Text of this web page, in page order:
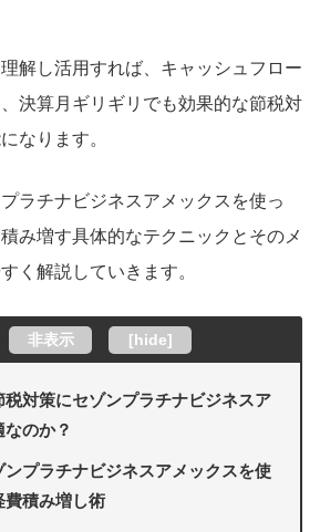
解し活用すれば、キャッシュフロー
決算月ギリギリでも効果的な節税対
なります。
ラチナビジネスアメックスを使っ
み増す具体的なテクニックとそのメ
く解説していきます。
非表示 [hide]
税対策にセゾンプラチナビジネスア
なのか？
ンプラチナビジネスアメックスを使
費積み増し術